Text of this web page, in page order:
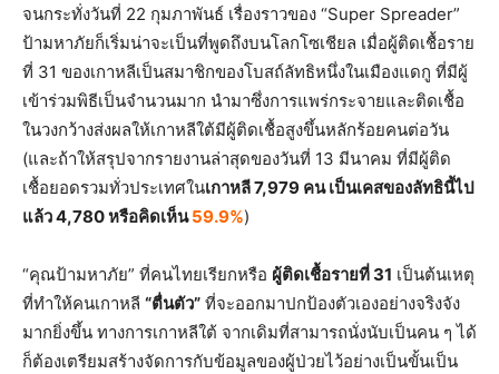
จนกระทั่งวันที่ 22 กุมภาพันธ์​ เรื่องราวของ “Super Spreader”
ป้ามหาภัยก็เริ่มน่าจะเป็นที่พูดถึงบนโลกโซเชียล เมื่อผู้ติดเชื้อราย
ที่ 31 ของเกาหลีเป็นสมาชิกของโบสถ์​ลัทธิหนึ่งในเมืองแดกู ที่มีผู้
เข้าร่วมพิธีเป็นจำนวนมาก นำมาซึ่งการแพร่กระจายและติดเชื้อ
ในวงกว้างส่งผลให้เกาหลีใต้มีผู้ติดเชื้อสูงขึ้นหลักร้อยคนต่อวัน
(และถ้าให้สรุปจากรายงานล่าสุดของวันที่ 13 มีนาคม ที่มีผู้ติด
เชื้อยอดรวมทั่วประเทศในเกาหลี 7,979 คน เป็นเคสของลัทธินี้ไป
แล้ว 4,780 หรือคิดเห็น59.9%)
“คุณป้ามหาภัย” ที่คนไทยเรียกหรือ ผู้ติดเชื้อรายที่ 31 เป็นต้นเหตุ
ที่ทำให้คนเกาหลี “ตื่นตัว” ที่จะออกมาปกป้องตัวเองอย่างจริงจัง
มากยิ่งขึ้น ทางการเกาหลีใต้ จากเดิมที่สามารถนั่งนับเป็นคน ๆ ได้
ก็ต้องเตรียมสร้างจัดการกับข้อมูลของผู้ป่วยไว้อย่างเป็นขั้นเป็น